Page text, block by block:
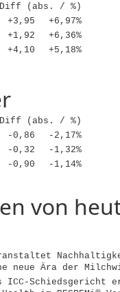
Diff (abs. / %)
+3,95
+6,97%
+1,92
+6,36%
+4,10 +5,18%
Diff (abs. / %)
-0,86
-2,17%
-0,32
-1,32%
-0,90 -1,14%
von
neue Ära der
ICC-